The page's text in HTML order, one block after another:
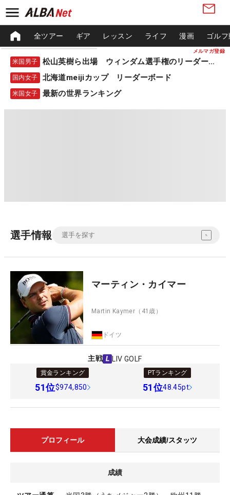
メルマガ登録
全ツアー ギア レッスン ライフ 漫画 ゴル
米国男子 松山英樹ら出場 ウィンダム選手権のリーダーボード
国内女子 北海道meijiカップ リーダーボード
米国女子 最新の世界ランキング
選手情報
マーティン・カイマー
Martin Kaymer （41歳）
ドイツ
主戦 LIV GOLF
賞金ランキング
51位$974,850
PTランキング
51位48.45pt
プロフィール 大会成績/スタッツ
成績